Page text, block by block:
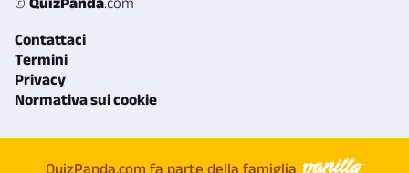
Contattaci
Termini
Privacy
Normativa sui cookie
QuizPanda.com fa parte della famiglia